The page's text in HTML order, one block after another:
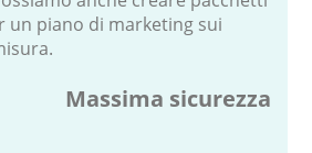
un piano di marketing sui
Massima sicurezza